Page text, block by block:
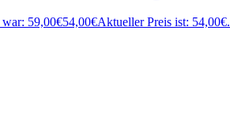
59,00€54,00€Aktueller Preis ist: 54,00€.